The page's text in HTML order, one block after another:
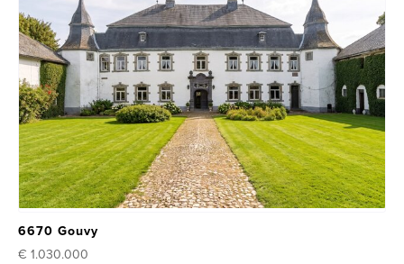
6670 Gouvy
€ 1.030.000